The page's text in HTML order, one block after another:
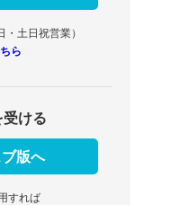
土日祝営業）
ら
ける
版へ
すれば